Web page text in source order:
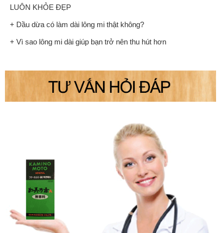
LUÔN KHỎE ĐẸP
+ Dầu dừa có làm dài lông mi thật không?
+ Vì sao lông mi dài giúp bạn trở nên thu hút hơn